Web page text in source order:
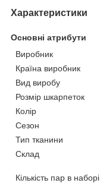
Характеристики
Основні атрибути
Виробник
Країна виробник
Вид виробу
Розмір шкарпеток
Колір
Сезон
Тип тканини
Склад
Кількість пар в наборі